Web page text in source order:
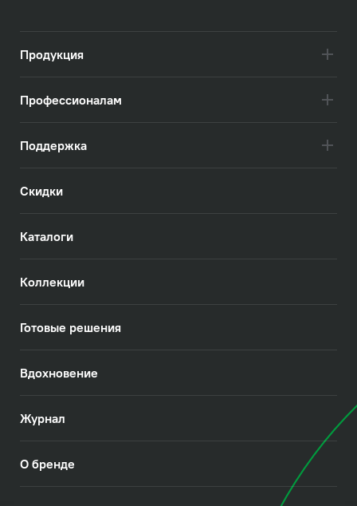
Продукция
Профессионалам
Поддержка
Скидки
Каталоги
Коллекции
Готовые решения
Вдохновение
Журнал
О бренде